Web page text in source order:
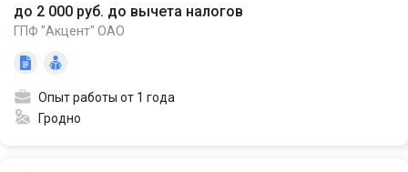
до 2 000 руб. до вычета налогов
ГПФ "Акцент" ОАО
Опыт работы от 1 года
Гродно